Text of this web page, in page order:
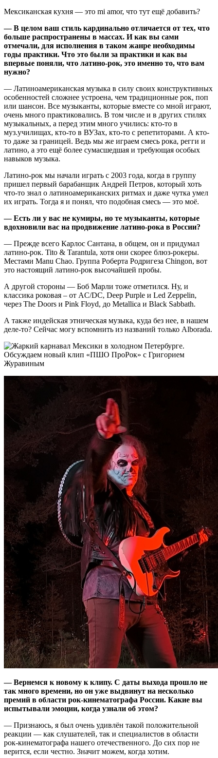
Мексиканская кухня — это mi amor, что тут ещё добавить?
—В целом ваш стиль кардинально отличается от тех, что
больше распространены в массах. И как вы сами
отмечали, для исполнения в таком жанре необходимы
годы практики. Что это были за практики и как вы
впервые поняли, что латино-рок, это именно то, что вам
нужно?
— Латиноамериканская музыка в силу своих конструктивных
особенностей сложнее устроена, чем традиционные рок, поп
или шансон. Все музыканты, которые вместе со мной играют,
очень много практиковались. В том числе и в других стилях
музыкальных, а перед этим много учились: кто-то в
муз.училищах, кто-то в ВУЗах, кто-то с репетиторами. А кто-
то даже за границей. Ведь мы же играем смесь рока, регги и
латино, а это ещё более сумасшедшая и требующая особых
навыков музыка.
Латино-рок мы начали играть с 2003 года, когда в группу
пришел первый барабанщик Андрей Петров, который хоть
что-то знал о латиноамериканских ритмах и даже чутка умел
их играть. Тогда я и понял, что подобная смесь — это моё.
—Есть ли у вас не кумиры, но те музыканты, которые
вдохновили вас на продвижение латино-рока в России?
— Прежде всего Карлос Сантана, в общем, он и придумал
латино-рок. Tito & Tarantula, хотя они скорее блюз-рокеры.
Местами Manu Chao. Группа Роберта Родригеза Chingon, вот
это настоящий латино-рок высочайшей пробы.
А другой стороны — Боб Марли тоже отметился. Ну, и
классика роковая – от AC/DC, Deep Purple и Led Zeppelin,
через The Doors и Pink Floyd, до Metallica и Black Sabbath.
А также индейская этническая музыка, куда без нее, в нашем
деле-то? Сейчас могу вспомнить из названий только Alborada.
—Вернемся к новому к клипу. С даты выхода прошло не
так много времени, но он уже выдвинут на несколько
премий в области рок-кинематографа России. Какие вы
испытывали эмоции, когда узнали об этом?
— Признаюсь, я был очень удивлён такой положительной
реакции — как слушателей, так и специалистов в области
рок-кинематографа нашего отечественного. До сих пор не
верится, если честно. Значит можем, когда хотим.